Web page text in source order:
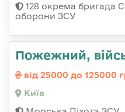
128 окрема бригада
оборони ЗСУ
Пожежний,
від 25000 до 125000
Київ